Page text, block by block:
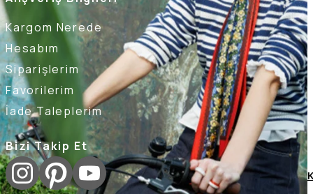
Kargom Nerede
Hesabım
Siparişlerim
Favorilerim
İade Taleplerim
Bizi Takip Et